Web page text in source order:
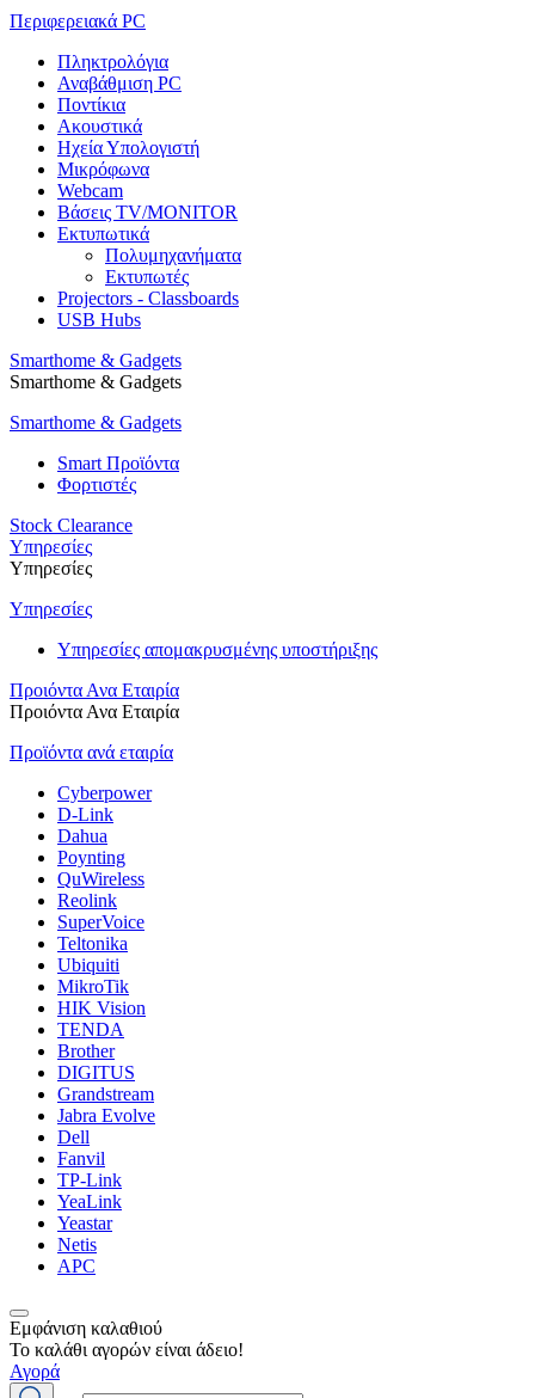
Περιφερειακά PC
Πληκτρολόγια
Αναβάθμιση PC
Ποντίκια
Ακουστικά
Ηχεία Υπολογιστή
Μικρόφωνα
Webcam
Βάσεις TV/MONITOR
Εκτυπωτικά
Πολυμηχανήματα
Εκτυπωτές
Projectors - Classboards
USB Hubs
Smarthome & Gadgets
Smarthome & Gadgets
Smarthome & Gadgets
Smart Προϊόντα
Φορτιστές
Stock Clearance
Υπηρεσίες
Υπηρεσίες
Υπηρεσίες
Υπηρεσίες απομακρυσμένης υποστήριξης
Προιόντα Ανα Εταιρία
Προιόντα Ανα Εταιρία
Προϊόντα ανά εταιρία
Cyberpower
D-Link
Dahua
Poynting
QuWireless
Reolink
SuperVoice
Teltonika
Ubiquiti
MikroTik
HIK Vision
TENDA
Brother
DIGITUS
Grandstream
Jabra Evolve
Dell
Fanvil
TP-Link
YeaLink
Yeastar
Netis
APC
Εμφάνιση καλαθιού
Το καλάθι αγορών είναι άδειο!
Αγορά